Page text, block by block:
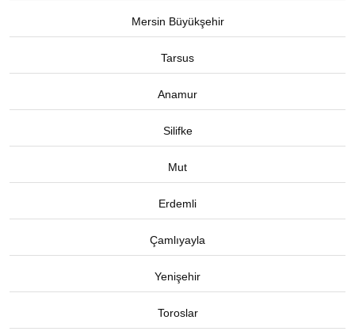
Mersin Büyükşehir
Tarsus
Anamur
Silifke
Mut
Erdemli
Çamlıyayla
Yenişehir
Toroslar